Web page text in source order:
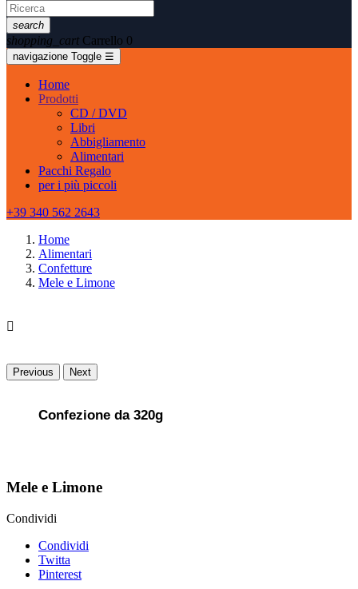
search
shopping_cart Carrello 0
navigazione Toggle ☰
Home
Prodotti
CD / DVD
Libri
Abbigliamento
Alimentari
Pacchi Regalo
per i più piccoli
+39 340 562 2643
Home
Alimentari
Confetture
Mele e Limone

Previous Next
Confezione da 320g
Mele e Limone
Condividi
Condividi
Twitta
Pinterest